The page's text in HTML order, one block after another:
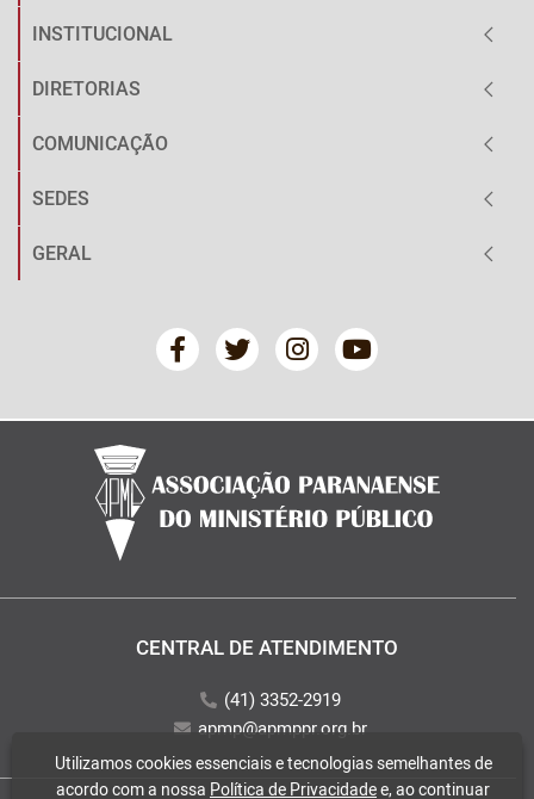
INSTITUCIONAL
DIRETORIAS
COMUNICAÇÃO
SEDES
GERAL
CENTRAL DE ATENDIMENTO
(41) 3352-2919
apmp@apmppr.org.br
Utilizamos cookies essenciais e tecnologias semelhantes de
acordo com a nossa Política de Privacidadee, ao continuar